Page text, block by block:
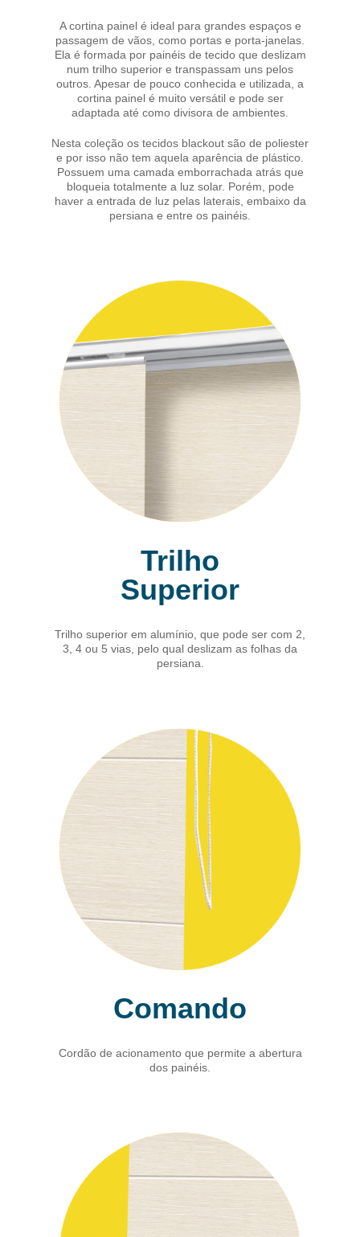
A cortina painel é ideal para grandes espaços e
passagem de vãos, como portas e porta-janelas.
Ela é formada por painéis de tecido que deslizam
num trilho superior e transpassam uns pelos
outros. Apesar de pouco conhecida e utilizada, a
cortina painel é muito versátil e pode ser
adaptada até como divisora de ambientes.
Nesta coleção os tecidos blackout são de poliester
e por isso não tem aquela aparência de plástico.
Possuem uma camada emborrachada atrás que
bloqueia totalmente a luz solar. Porém, pode
haver a entrada de luz pelas laterais, embaixo da
persiana e entre os painéis.
Trilho
Superior
Trilho superior em alumínio, que pode ser com 2,
3, 4 ou 5 vias, pelo qual deslizam as folhas da
persiana.
Comando
Cordão de acionamento que permite a abertura
dos painéis.